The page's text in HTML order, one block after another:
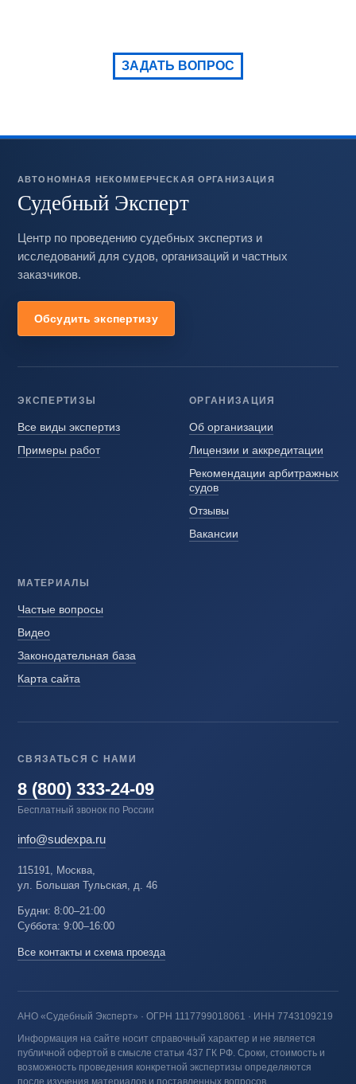
ЗАДАТЬ ВОПРОС
АВТОНОМНАЯ НЕКОММЕРЧЕСКАЯ ОРГАНИЗАЦИЯ
Судебный Эксперт
Центр по проведению судебных экспертиз и
исследований для судов, организаций и частных
заказчиков.
Обсудить экспертизу
ЭКСПЕРТИЗЫ
Все виды экспертиз
Примеры работ
ОРГАНИЗАЦИЯ
Об организации
Лицензии и аккредитации
Рекомендации арбитражных
судов
Отзывы
Вакансии
МАТЕРИАЛЫ
Частые вопросы
Видео
Законодательная база
Карта сайта
СВЯЗАТЬСЯ С НАМИ
8 (800) 333-24-09
Бесплатный звонок по России
info@sudexpa.ru
115191, Москва,
ул. Большая Тульская, д. 46
Будни: 8:00–21:00
Суббота: 9:00–16:00
Все контакты и схема проезда
АНО «Судебный Эксперт» · ОГРН 1117799018061 · ИНН 7743109219
Информация на сайте носит справочный характер и не является
публичной офертой в смысле статьи 437 ГК РФ. Сроки, стоимость и
возможность проведения конкретной экспертизы определяются
после изучения материалов и поставленных вопросов.